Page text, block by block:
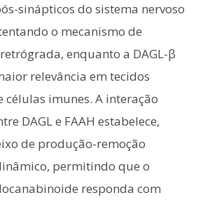
sinápticos do sistema nervoso
o mecanismo de
enquanto a DAGL-β
relevância em tecidos
células imunes. A interação
DAGL e FAAH estabelece,
de produção-remoção
permitindo que o
responda com